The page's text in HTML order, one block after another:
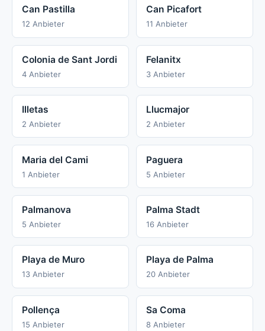
Can Pastilla
12 Anbieter
Can Picafort
11 Anbieter
Colonia de Sant Jordi
4 Anbieter
Felanitx
3 Anbieter
Illetas
2 Anbieter
Llucmajor
2 Anbieter
Maria del Cami
1 Anbieter
Paguera
5 Anbieter
Palmanova
5 Anbieter
Palma Stadt
16 Anbieter
Playa de Muro
13 Anbieter
Playa de Palma
20 Anbieter
Pollença
15 Anbieter
Sa Coma
8 Anbieter